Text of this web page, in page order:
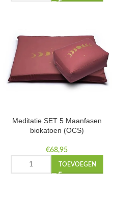
Meditatie SET 5 Maanfasen
biokatoen (OCS)
€68,95
TOEVOEGEN